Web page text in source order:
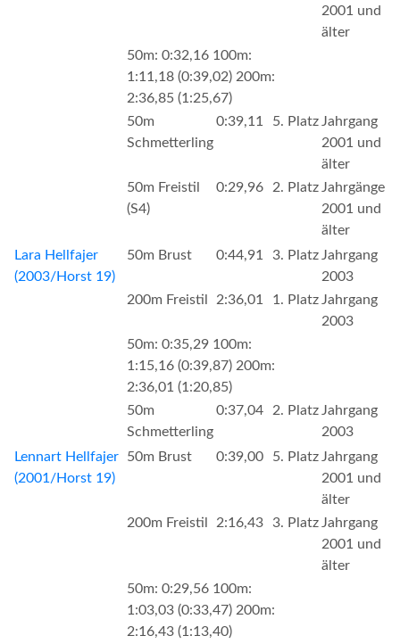
2001 und
älter
50m: 0:32,16 100m:
1:11,18 (0:39,02) 200m:
2:36,85 (1:25,67)
50m
Schmetterling
0:39,11 5. PlatzJahrgang
2001 und
älter
50m Freistil
(S4)
0:29,96 2. PlatzJahrgänge
2001 und
älter
Lara Hellfajer
(2003/Horst 19)
50m Brust 0:44,91 3. PlatzJahrgang
2003
200m Freistil
2:36,01 1. PlatzJahrgang
2003
50m: 0:35,29 100m:
1:15,16 (0:39,87) 200m:
2:36,01 (1:20,85)
50m
Schmetterling
0:37,04 2. PlatzJahrgang
2003
Lennart Hellfajer
(2001/Horst 19)
50m Brust 0:39,00 5. PlatzJahrgang
2001 und
älter
200m Freistil
2:16,43 3. PlatzJahrgang
2001 und
älter
50m: 0:29,56 100m:
1:03,03 (0:33,47) 200m:
2:16,43 (1:13,40)